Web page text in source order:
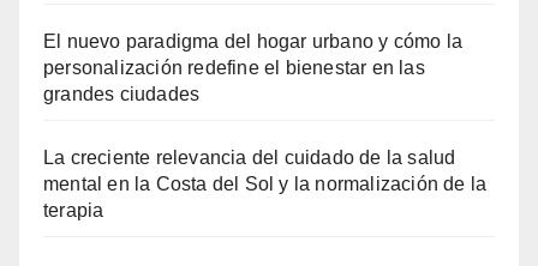
El nuevo paradigma del hogar urbano y cómo la
personalización redefine el bienestar en las
grandes ciudades
La creciente relevancia del cuidado de la salud
mental en la Costa del Sol y la normalización de la
terapia